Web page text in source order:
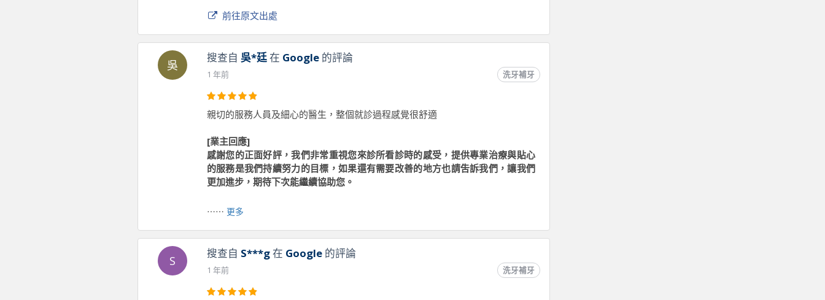
前往原文出處
吳
搜查自 吳*廷在 Google的評論
1 年前 洗牙補牙
親切的服務人員及細心的醫生，整個就診過程感覺很舒適
[業主回應]
感謝您的正面好評，我們非常重視您來診所看診時的感受，提供專業治療與貼心
的服務是我們持續努力的目標，如果還有需要改善的地方也請吿訴我們，讓我們
更加進步，期待下次能繼續協助您。
⋯⋯ 更多
S
搜查自 S***g在 Google的評論
1 年前 洗牙補牙